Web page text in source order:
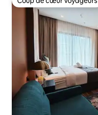
Coup de cœur voyageurs